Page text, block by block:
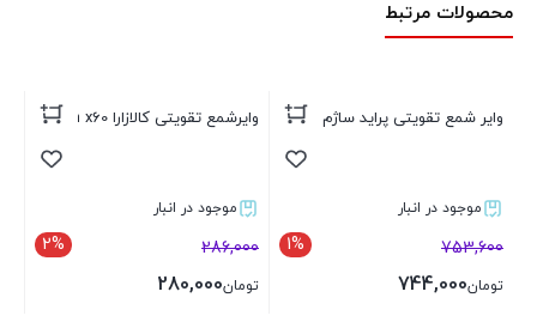
محصولات مرتبط
وایر شمع تقویتی پراید ساژم کالازارا
موجود در انبار
1% 753,600
تومان744,000
وایرشمع تقویتی کالازارا lifan x60
موجود در انبار
2% 286,000
تومان280,000